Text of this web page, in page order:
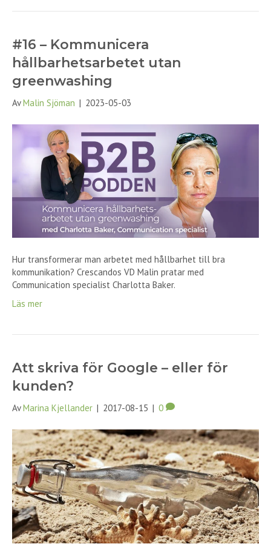
#16 – Kommunicera
hållbarhetsarbetet utan
greenwashing
AvMalin Sjöman | 2023-05-03
Hur transformerar man arbetet med hållbarhet till bra
kommunikation? Crescandos VD Malin pratar med
Communication specialist Charlotta Baker.
Läs mer
Att skriva för Google – eller för
kunden?
AvMarina Kjellander | 2017-08-15 | 0